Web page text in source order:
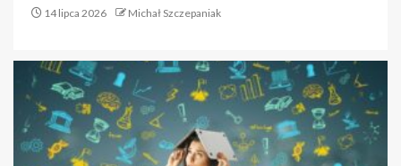
14 lipca 2026 Michał Szczepaniak